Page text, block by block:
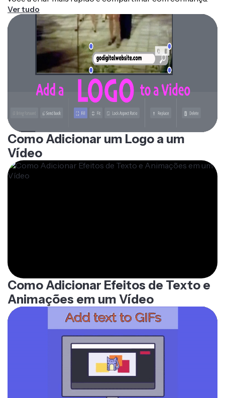
Ver tudo
Como Adicionar um Logo a um
Vídeo
Como Adicionar Efeitos de Texto e
Animações em um Vídeo